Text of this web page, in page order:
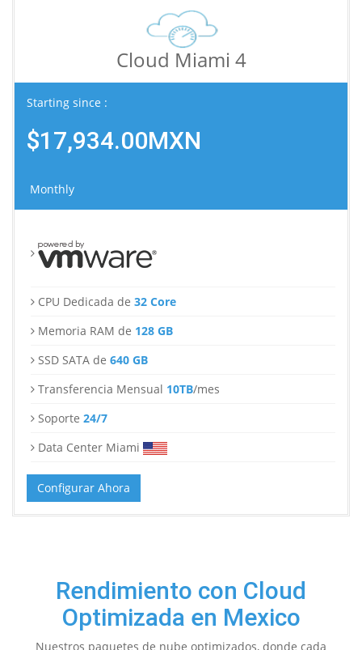
Cloud Miami 4
Starting since :
$17,934.00MXN
Monthly
CPU Dedicada de 32 Core
Memoria RAM de 128 GB
SSD SATA de 640 GB
Transferencia Mensual 10TB/mes
Soporte 24/7
Data Center Miami
Configurar Ahora
Rendimiento con Cloud
Optimizada en Mexico
Nuestros paquetes de nube optimizados, donde cada